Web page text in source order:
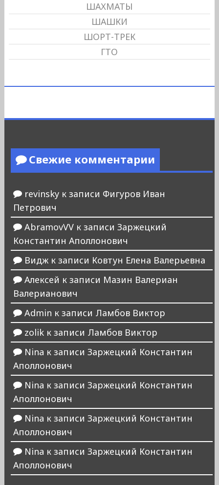
ШАХМАТЫ
ШАШКИ
ШОРТ-ТРЕК
ГТО
Свежие комментарии
revinskyк записи Фигуров Иван
Петрович
AbramovVVк записи Заржецкий
Константин Аполлонович
Виджк записи Ковтун Елена Валерьевна
Алексей к записи Мазин Валериан
Валерианович
Admin к записи Ламбов Виктор
zolikк записи Ламбов Виктор
Nina к записи Заржецкий Константин
Аполлонович
Nina к записи Заржецкий Константин
Аполлонович
Nina к записи Заржецкий Константин
Аполлонович
Nina к записи Заржецкий Константин
Аполлонович